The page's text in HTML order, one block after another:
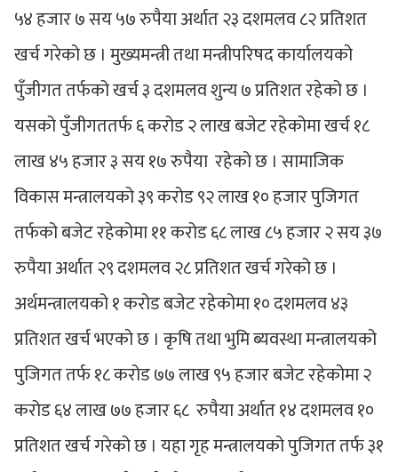
५४ हजार ७ सय ५७ रुपैया अर्थात २३ दशमलव ८२ प्रतिशत
खर्च गरेको छ । मुख्यमन्त्री तथा मन्त्रीपरिषद कार्यालयको
पुँजीगत तर्फको खर्च ३ दशमलव शुन्य ७ प्रतिशत रहेको छ ।
यसको पुँजीगततर्फ ६ करोड २ लाख बजेट रहेकोमा खर्च १८
लाख ४५ हजार ३ सय १७ रुपैया रहेको छ । सामाजिक
विकास मन्त्रालयको ३९ करोड ९२ लाख १० हजार पुजिगत
तर्फको बजेट रहेकोमा ११ करोड ६८ लाख ८५ हजार २ सय ३७
रुपैया अर्थात २९ दशमलव २८ प्रतिशत खर्च गरेको छ ।
अर्थमन्त्रालयको १ करोड बजेट रहेकोमा १० दशमलव ४३
प्रतिशत खर्च भएको छ । कृषि तथा भुमि ब्यवस्था मन्त्रालयको
पुजिगत तर्फ १८ करोड ७७ लाख ९५ हजार बजेट रहेकोमा २
करोड ६४ लाख ७७ हजार ६८ रुपैया अर्थात १४ दशमलव १०
प्रतिशत खर्च गरेको छ । यहा गृह मन्त्रालयको पुजिगत तर्फ ३१